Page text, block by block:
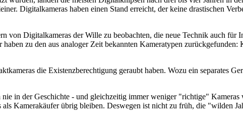
Digitalkameras haben einen Stand erreicht, der keine drastischen
von Digitalkameras der Wille zu beobachten, die neue Technik auch für
zu den aus analoger Zeit bekannten Kameratypen zurückgefunden:
die Existenzberechtigung geraubt haben. Wozu ein separates
in der Geschichte - und gleichzeitig immer weniger "richtige"
Kamerakäufer übrig bleiben. Deswegen ist nicht zu früh, die "wilden